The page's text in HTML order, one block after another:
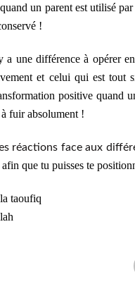
un parent est utilisé
!
a une différence à opérer
et celui qui est tout
positive quand
à fuir absolument !
réactions face aux
que tu puisses te
taoufiq